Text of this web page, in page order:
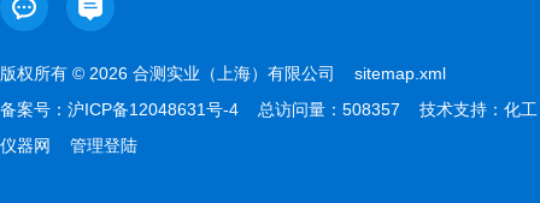
版权所有 © 2026 合测实业（上海）有限公司 sitemap.xml
备案号： 沪ICP备12048631号-4 总访问量：508357 技术支持： 化工
仪器网
管理登陆